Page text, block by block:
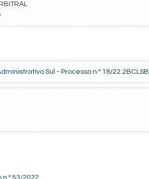
Sul - Processo n.º 18/22.2BCLSB
53/2022